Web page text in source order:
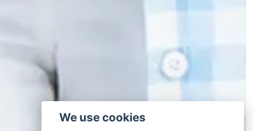
We use cookies